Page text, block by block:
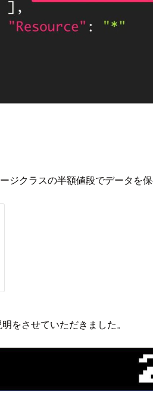
クラスの半額値段でデータを保
をさせていただきました。